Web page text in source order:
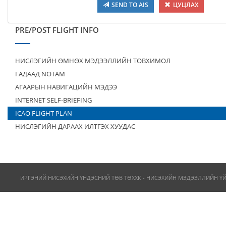
SEND TO AIS ЦУЦЛАХ
PRE/POST FLIGHT INFO
НИСЛЭГИЙН ӨМНӨХ МЭДЭЭЛЛИЙН ТОВХИМОЛ
ГАДААД NOTAM
АГААРЫН НАВИГАЦИЙН МЭДЭЭ
INTERNET SELF-BRIEFING
ICAO FLIGHT PLAN
НИСЛЭГИЙН ДАРААХ ИЛТГЭХ ХУУДАС
ИРГЭНИЙ НИСЭХИЙН ҮНДЭСНИЙ ТӨВ ТӨХХК - НИСЭХИЙН МЭДЭЭЛЛИЙН